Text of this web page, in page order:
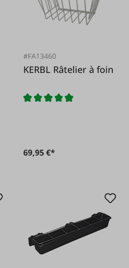
#FA13460
KERBL Râtelier à foin
69,95 €*